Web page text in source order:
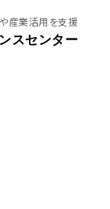
産業活用を支援
スセンター